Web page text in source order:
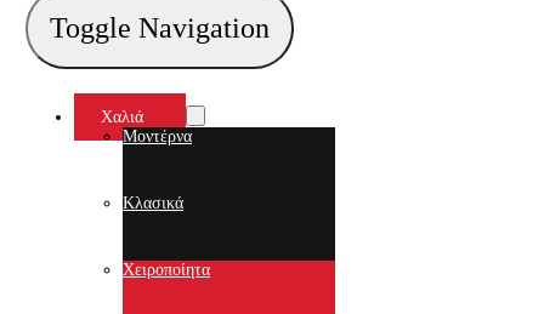
Toggle Navigation
Χαλιά
Μοντέρνα
Κλασικά
Χειροποίητα